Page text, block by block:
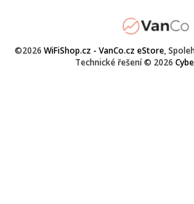
©2026 WiFiShop.cz - VanCo.cz eStore,
Technické řešení © 2026